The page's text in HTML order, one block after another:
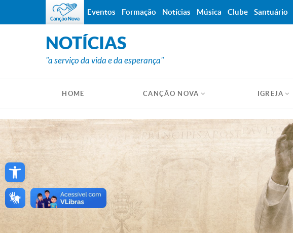
Open toolbar
NOTÍCIAS
"a serviço da vida e da esperança"
HOME CANÇÃO NOVA IGREJA
Eventos Formação Notícias Música Clube Santuário